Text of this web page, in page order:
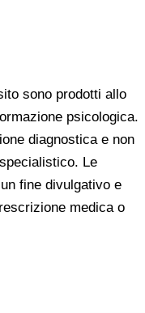
sono prodotti allo
psicologica.
diagnostica e non
Le
fine divulgativo e
medica o